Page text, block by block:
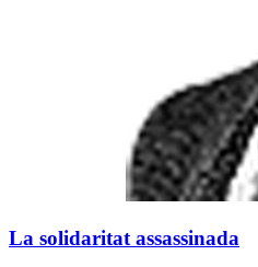
​La solidaritat assassinada